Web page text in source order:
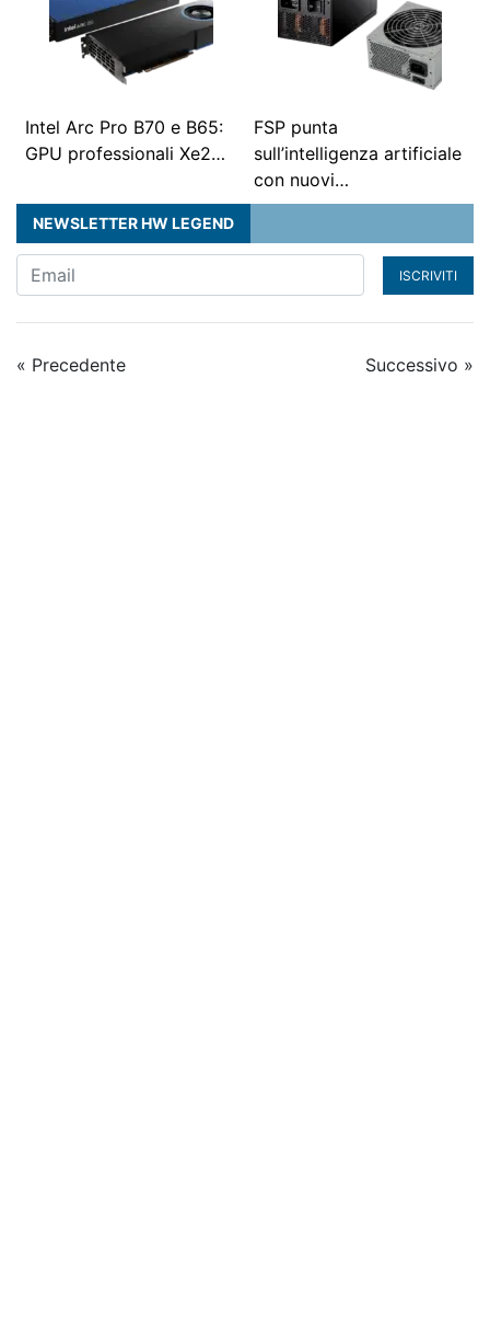
Intel Arc Pro B70 e B65:
GPU professionali Xe2…
FSP punta
sull’intelligenza artificiale
con nuovi…
NEWSLETTER HW LEGEND
ISCRIVITI
« Precedente Successivo »